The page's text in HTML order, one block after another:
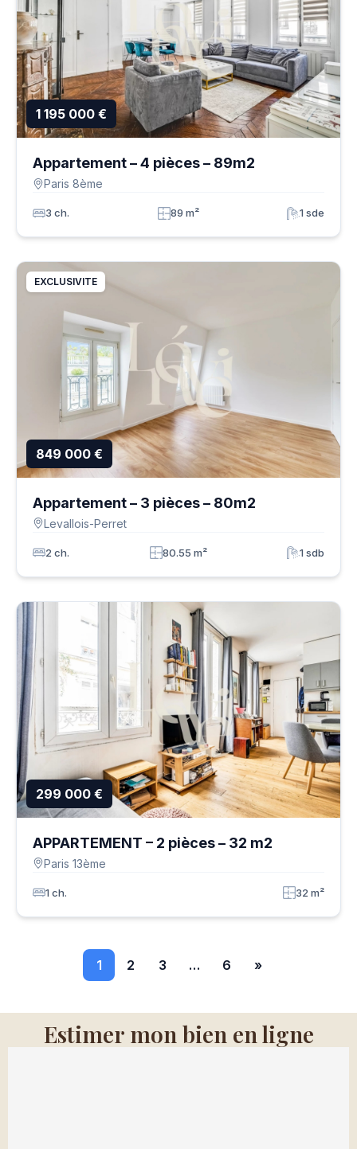
1 195 000 €
Appartement – 4 pièces – 89m2
Paris 8ème
3 ch. 89 m² 1 sde
EXCLUSIVITE
849 000 €
Appartement – 3 pièces – 80m2
Levallois-Perret
2 ch. 80.55 m² 1 sdb
299 000 €
APPARTEMENT – 2 pièces – 32 m2
Paris 13ème
1 ch. 32 m²
1 2 3 … 6 »
Estimer mon bien en ligne